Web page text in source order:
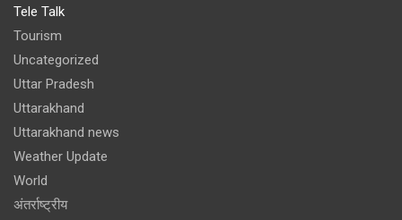
Tele Talk
Tourism
Uncategorized
Uttar Pradesh
Uttarakhand
Uttarakhand news
Weather Update
World
अंतर्राष्ट्रीय